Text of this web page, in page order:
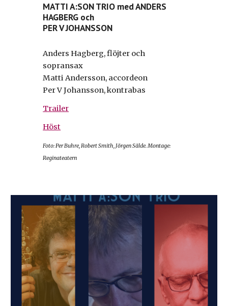
MATTIA:SON TRIO med ANDERS
HAGBERG och
PERV JOHANSSON
Anders Hagberg, flöjter och
sopransax
Matti Andersson, accordeon
Per V Johansson, kontrabas
Trailer
Höst
Foto: Per Buhre, Robert Smith, Jörgen Sälde. Montage:
Reginateatern